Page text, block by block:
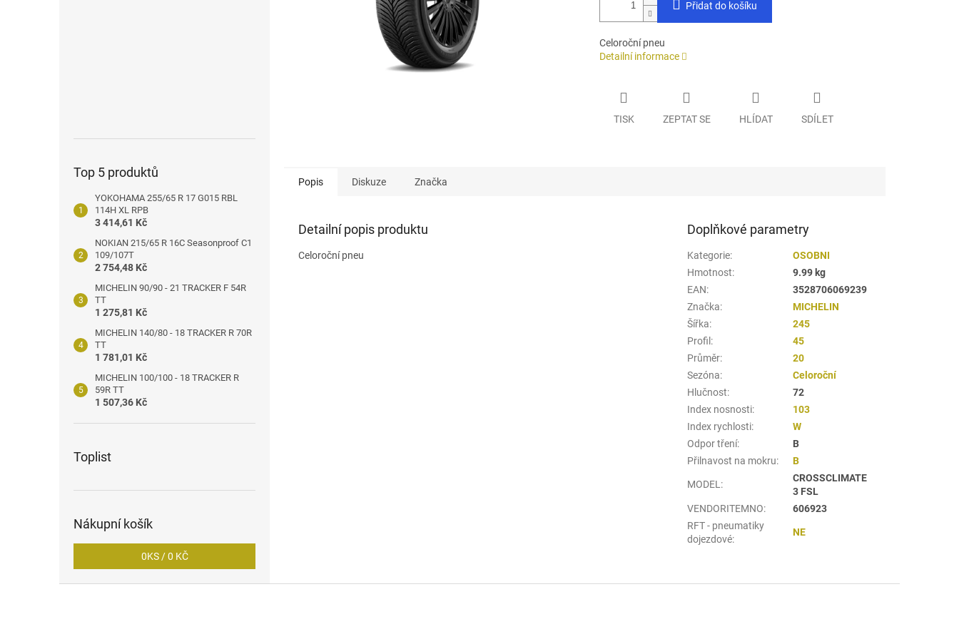
Top 5 produktů
YOKOHAMA 255/65 R 17 G015 RBL
114H XL RPB
3 414,61 Kč
NOKIAN 215/65 R 16C Seasonproof C1
109/107T
2 754,48 Kč
MICHELIN 90/90 - 21 TRACKER F 54R
TT
1 275,81 Kč
MICHELIN 140/80 - 18 TRACKER R 70R
TT
1 781,01 Kč
MICHELIN 100/100 - 18 TRACKER R
59R TT
1 507,36 Kč
Toplist
Nákupní košík
0KS /0 KČ
Přidat do košíku
Celoroční pneu
Detailní informace
TISK ZEPTAT SE HLÍDAT SDÍLET
Popis Diskuze Značka
Detailní popis produktu
Celoroční pneu
Doplňkové parametry
Kategorie:
OSOBNI
Hmotnost:
9.99 kg
EAN:
3528706069239
Značka:
MICHELIN
Šířka:
245
Profil :
45
Průměr:
20
Sezóna:
Celoroční
Hlučnost:
72
Index nosnosti:
103
Index rychlosti:
W
Odpor tření:
B
Přilnavost na mokru: B
MODEL :
CROSSCLIMATE
3 FSL
VENDORITEMNO:
606923
RFT - pneumatiky
dojezdové:
NE